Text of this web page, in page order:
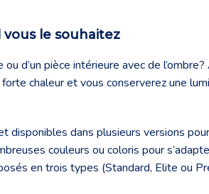
le souhaitez
d’un pièce intérieure avec de
chaleur et vous conserverez une
dans plusieurs versions
couleurs ou coloris pour
en trois types (Standard, Elite ou